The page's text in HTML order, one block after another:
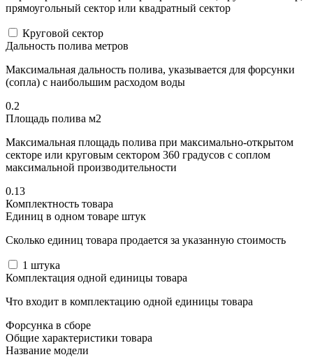
прямоугольный сектор или квадратный сектор
Круговой сектор
Дальность полива метров
Максимальная дальность полива, указывается для форсунки
(сопла) с наибольшим расходом воды
0.2
Площадь полива м2
Максимальная площадь полива при максимально-открытом
секторе или круговым сектором 360 градусов с соплом
максимальной производительности
0.13
Комплектность товара
Единиц в одном товаре штук
Сколько единиц товара продается за указанную стоимость
1 штука
Комплектация одной единицы товара
Что входит в комплектацию одной единицы товара
Форсунка в сборе
Общие характеристики товара
Название модели